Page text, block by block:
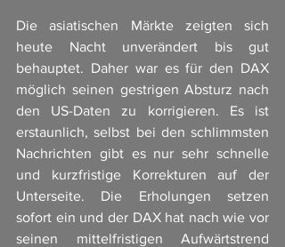
Die asiatischen Märkte zeigten sich
heute Nacht unverändert bis gut
behauptet. Daher war es für den DAX
möglich seinen gestrigen Absturz nach
den US-Daten zu korrigieren. Es ist
erstaunlich, selbst bei den schlimmsten
Nachrichten gibt es nur sehr schnelle
und kurzfristige Korrekturen auf der
Unterseite. Die Erholungen setzen
sofort ein und der DAX hat nach wie vor
seinen mittelfristigen Aufwärtstrend